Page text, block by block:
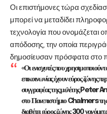
Οι επιστήμονες τώρα
μπορεί να μεταδίδει
τεχνολογία που ονομάζεται
απόδοσης, την οποία
δημοσίευσαν πρόσφατα στο
«Οι ενισχυτές που
επικοινωνίας έχουν εύρος ζώνης
συγγραφέας της μελέτης Peter
στο Πανεπιστήμιο Chalmers της
διαθέτει εύρος ζώνης 300